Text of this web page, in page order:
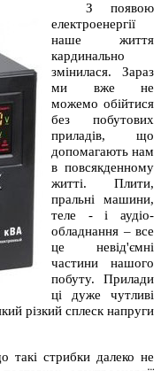
З появою
електроенергії
наше життя
кардинально
змінилася. Зараз
ми вже не
можемо обійтися
без побутових
приладів, що
допомагають нам
в повсякденному
житті. Плити,
пральні машини,
теле - і аудіо-
обладнання – все
це невід'ємні
частини нашого
побуту. Прилади
ці дуже чутливі
різкий сплеск напруги
стрибки далеко не